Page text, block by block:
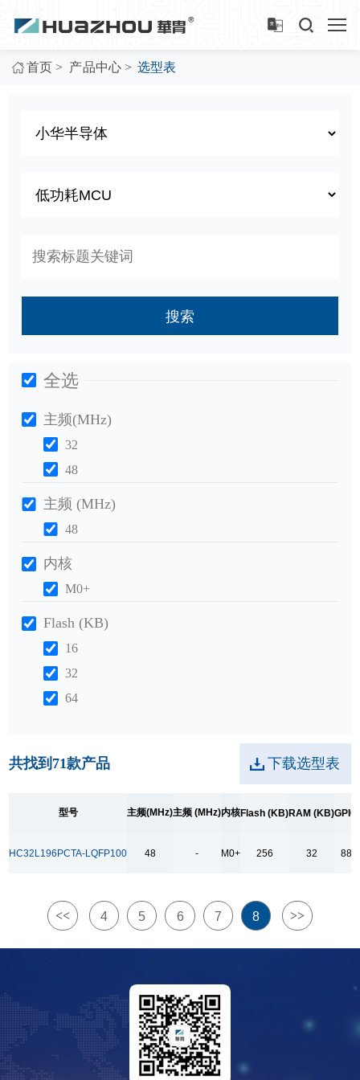
首页 > 产品中心 > 选型表
搜索
全选
主频(MHz)
32
48
主频 (MHz)
48
内核
M0+
Flash (KB)
16
32
64
2
6
16
32
16+1
17
共找到 71款产品 下载选型表
型号 主频(MHz)主频 (MHz)内核Flash (KB)RAM (KB)GPIO
HC32L196PCTA-LQFP100 48 - M0+ 256 32 88
<< 4 5 6 7 8 >>